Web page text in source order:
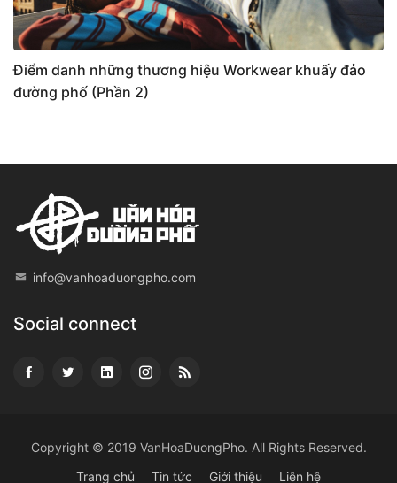
Điểm danh những thương hiệu Workwear khuấy đảo
đường phố (Phần 2)
info@vanhoaduongpho.com
Social connect
Copyright © 2019 VanHoaDuongPho. All Rights Reserved.
Trang chủ
Tin tức Giới thiệu Liên hệ